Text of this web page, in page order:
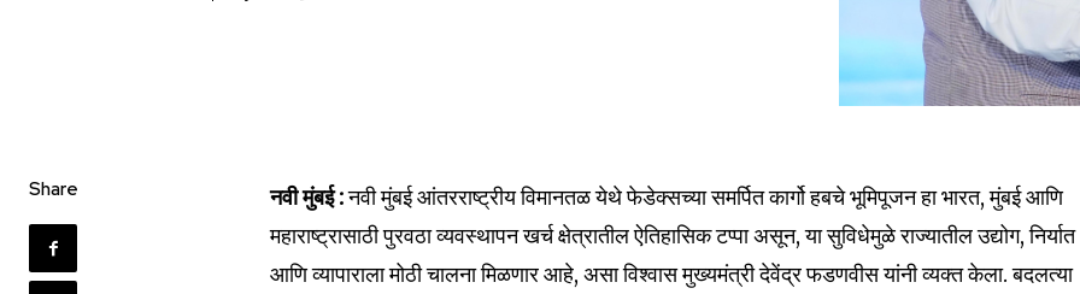
Share नवी मुंबई :नवी मुंबई आंतरराष्ट्रीय विमानतळ येथे फेडेक्सच्या समर्पित कार्गो हबचे भूमिपूजन हा भारत, मुंबई आणि
महाराष्ट्रासाठी पुरवठा व्यवस्थापन खर्च क्षेत्रातील ऐतिहासिक टप्पा असून, या सुविधेमुळे राज्यातील उद्योग, निर्यात
आणि व्यापाराला मोठी चालना मिळणार आहे, असा विश्वास मुख्यमंत्री देवेंद्र फडणवीस यांनी व्यक्त केला. बदलत्या